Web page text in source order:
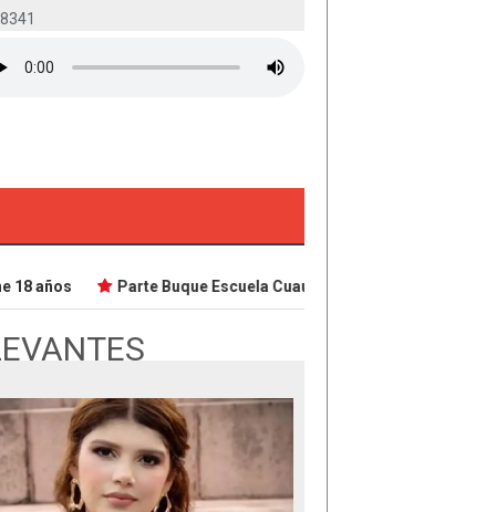
años Parte Buque Escuela Cuauhtémoc en viaje de